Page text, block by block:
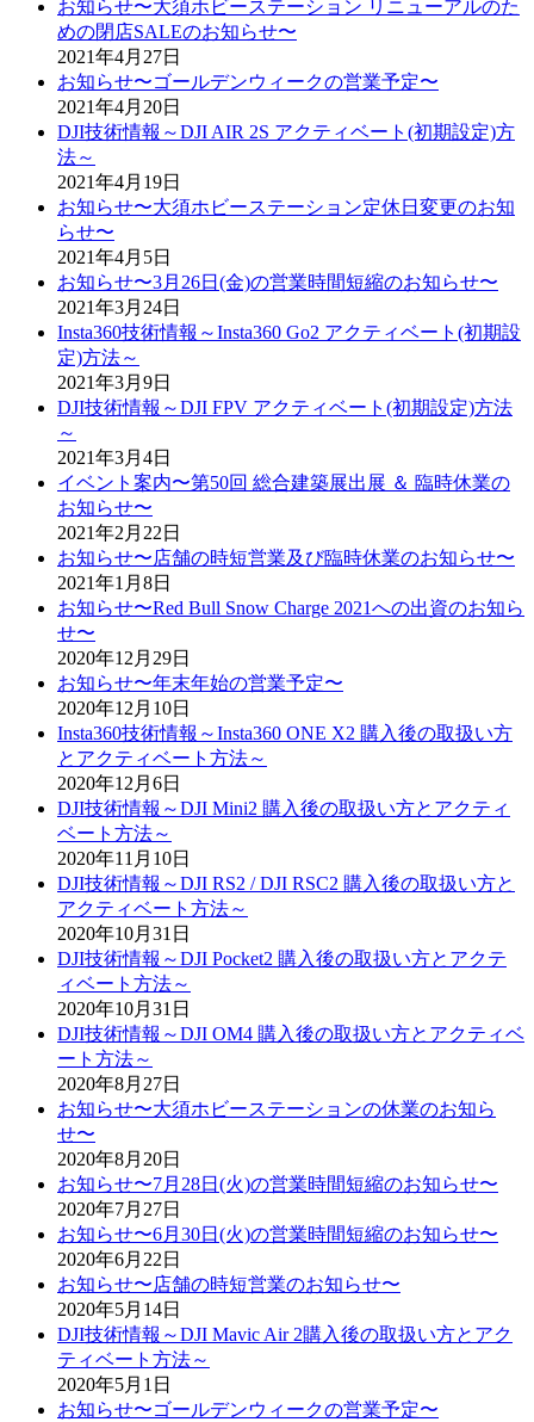
お知らせ〜大須ホビーステーション リニューアルのた
めの閉店SALEのお知らせ〜
2021年4月27日
お知らせ〜ゴールデンウィークの営業予定〜
2021年4月20日
DJI技術情報～DJI AIR 2S アクティベート(初期設定)方
法～
2021年4月19日
お知らせ〜大須ホビーステーション定休日変更のお知
らせ〜
2021年4月5日
お知らせ〜3月26日(金)の営業時間短縮のお知らせ〜
2021年3月24日
Insta360技術情報～Insta360 Go2 アクティベート(初期設
定)方法～
2021年3月9日
DJI技術情報～DJI FPV アクティベート(初期設定)方法
～
2021年3月4日
イベント案内〜第50回 総合建築展出展 ＆ 臨時休業の
お知らせ〜
2021年2月22日
お知らせ〜店舗の時短営業及び臨時休業のお知らせ〜
2021年1月8日
お知らせ〜Red Bull Snow Charge 2021への出資のお知ら
せ〜
2020年12月29日
お知らせ〜年末年始の営業予定〜
2020年12月10日
Insta360技術情報～Insta360 ONE X2 購入後の取扱い方
とアクティベート方法～
2020年12月6日
DJI技術情報～DJI Mini2 購入後の取扱い方とアクティ
ベート方法～
2020年11月10日
DJI技術情報～DJI RS2 / DJI RSC2 購入後の取扱い方と
アクティベート方法～
2020年10月31日
DJI技術情報～DJI Pocket2 購入後の取扱い方とアクテ
ィベート方法～
2020年10月31日
DJI技術情報～DJI OM4 購入後の取扱い方とアクティベ
ート方法～
2020年8月27日
お知らせ〜大須ホビーステーションの休業のお知ら
せ〜
2020年8月20日
お知らせ〜7月28日(火)の営業時間短縮のお知らせ〜
2020年7月27日
お知らせ〜6月30日(火)の営業時間短縮のお知らせ〜
2020年6月22日
お知らせ〜店舗の時短営業のお知らせ〜
2020年5月14日
DJI技術情報～DJI Mavic Air 2購入後の取扱い方とアク
ティベート方法～
2020年5月1日
お知らせ〜ゴールデンウィークの営業予定〜